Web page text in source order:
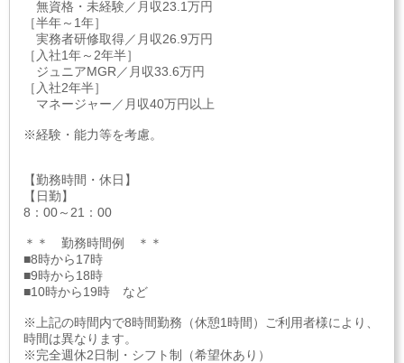
無資格・未経験／月収23.1万円
［半年～1年］
実務者研修取得／月収26.9万円
［入社1年～2年半］
ジュニアMGR／月収33.6万円
［入社2年半］
マネージャー／月収40万円以上
※経験・能力等を考慮。
【勤務時間・休日】
【日勤】
8：00～21：00
＊＊ 勤務時間例 ＊＊
■8時から17時
■9時から18時
■10時から19時 など
※上記の時間内で8時間勤務（休憩1時間）ご利用者様により、
時間は異なります。
※完全週休2日制・シフト制（希望休あり）